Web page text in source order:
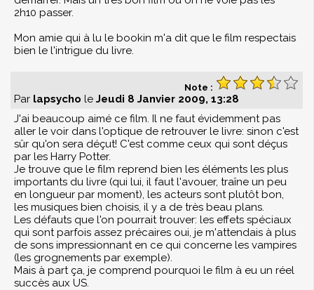
2h10 passer.
Mon amie qui à lu le bookin m'a dit que le film respectais
bien le l'intrigue du livre.
Note :
Par lapsycho le Jeudi 8 Janvier 2009, 13:28
J'ai beaucoup aimé ce film. Il ne faut évidemment pas
aller le voir dans l'optique de retrouver le livre: sinon c'est
sûr qu'on sera déçut! C'est comme ceux qui sont déçus
par les Harry Potter.
Je trouve que le film reprend bien les éléments les plus
importants du livre (qui lui, il faut l'avouer, traîne un peu
en longueur par moment), les acteurs sont plutôt bon,
les musiques bien choisis, il y a de très beau plans.
Les défauts que l'on pourrait trouver: les effets spéciaux
qui sont parfois assez précaires oui, je m'attendais à plus
de sons impressionnant en ce qui concerne les vampires
(les grognements par exemple).
Mais à part ça, je comprend pourquoi le film à eu un réel
succès aux US.